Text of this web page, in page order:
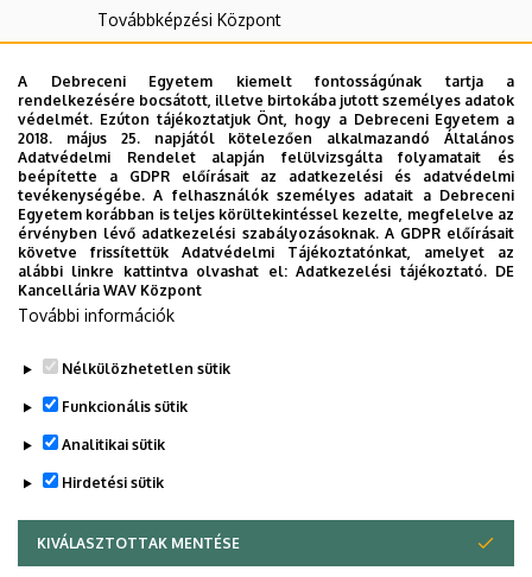
Továbbképzési Központ
UNIPASS Kártyamenedzsment Központ
Vállalati Koordinációs Központ
Webportál-, Alkalmazásfejlesztés és VIR Központ
(WAV)
Zeneművészeti Kar
telefonkönyvében|
A Debreceni Egyetem kiemelt fontosságúnak tartja a
rendelkezésére bocsátott, illetve birtokába jutott személyes adatok
védelmét. Ezúton tájékoztatjuk Önt, hogy a Debreceni Egyetem a
2018. május 25. napjától kötelezően alkalmazandó Általános
Adatvédelmi Rendelet alapján felülvizsgálta folyamatait és
beépítette a GDPR előírásait az adatkezelési és adatvédelmi
tevékenységébe. A felhasználók személyes adatait a Debreceni
Egyetem korábban is teljes körültekintéssel kezelte, megfelelve az
érvényben lévő adatkezelési szabályozásoknak. A GDPR előírásait
követve frissítettük Adatvédelmi Tájékoztatónkat, amelyet az
alábbi linkre kattintva olvashat el:Adatkezelési tájékoztató. DE
Kancellária WAV Központ
További információk
Nélkülözhetetlen sütik
Funkcionális sütik
Analitikai sütik
Hirdetési sütik
KIVÁLASZTOTTAK MENTÉSE
WITHDRAW CONSENT